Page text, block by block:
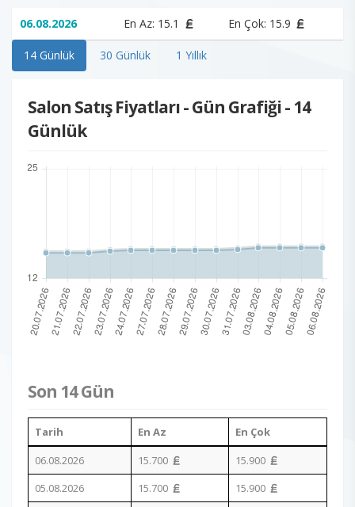
06.08.2026 En Az: 15.1 En Çok: 15.9
14 Günlük 30 Günlük 1 Yıllık
Salon Satış Fiyatları - Gün Grafiği - 14
Günlük
Son 14 Gün
Tarih En Az
En Çok
06.08.2026
15.700
15.900
05.08.2026
15.700
15.900